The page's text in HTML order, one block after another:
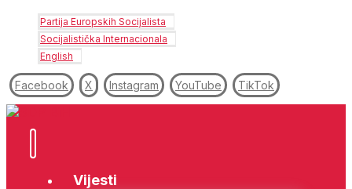
Partija Europskih Socijalista
Socijalistička Internacionala
English
Facebook X Instagram YouTube TikTok
Vijesti